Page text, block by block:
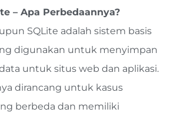
– Apa Perbedaannya?
SQLite adalah sistem basis
digunakan untuk menyimpan
untuk situs web dan aplikasi.
dirancang untuk kasus
berbeda dan memiliki